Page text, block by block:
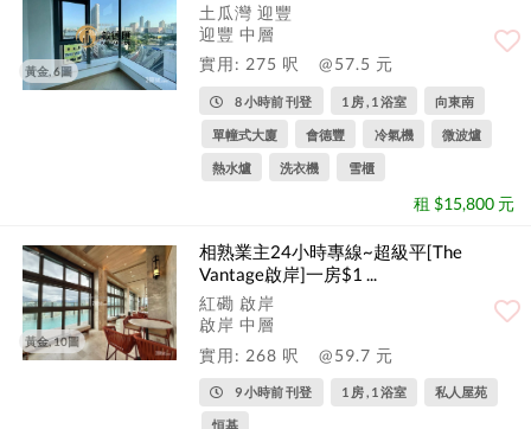
黃金, 6圖
土瓜灣 迎豐
迎豐 中層
實用: 275 呎
@57.5 元
8 小時前 刊登 1 房 , 1 浴室 向東南
單幢式大廈 會德豐 冷氣機 微波爐
熱水爐 洗衣機 雪櫃
租 $15,800 元
黃金, 10圖
相熟業主24小時專線~超級平[The
Vantage啟岸]一房$1 ...
紅磡 啟岸
啟岸 中層
實用: 268 呎
@59.7 元
9 小時前 刊登 1 房 , 1 浴室 私人屋苑
恒基